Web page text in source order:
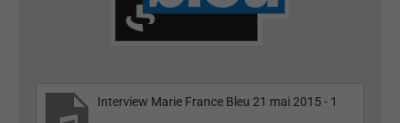
Interview Marie France Bleu 21 mai 2015 - 1